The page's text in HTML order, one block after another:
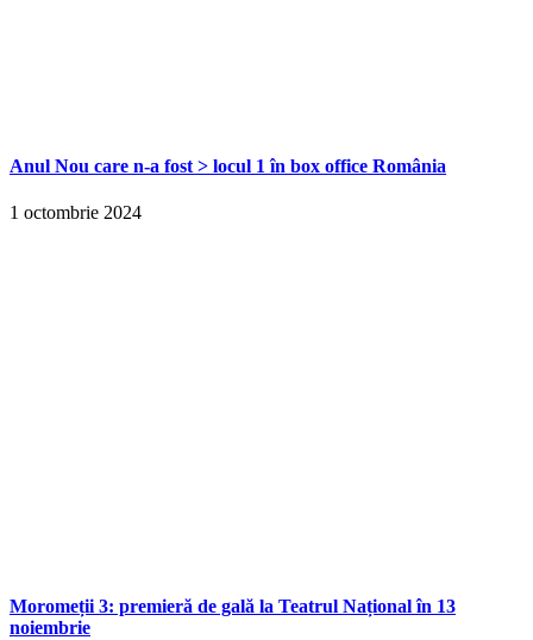
Anul Nou care n-a fost > locul 1 în box office România
1 octombrie 2024
Moromeții 3: premieră de gală la Teatrul Național în 13
noiembrie